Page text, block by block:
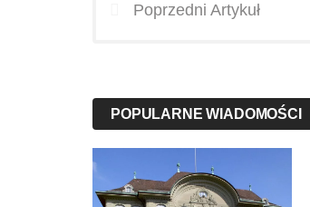
Poprzedni Artykuł
POPULARNE WIADOMOŚCI